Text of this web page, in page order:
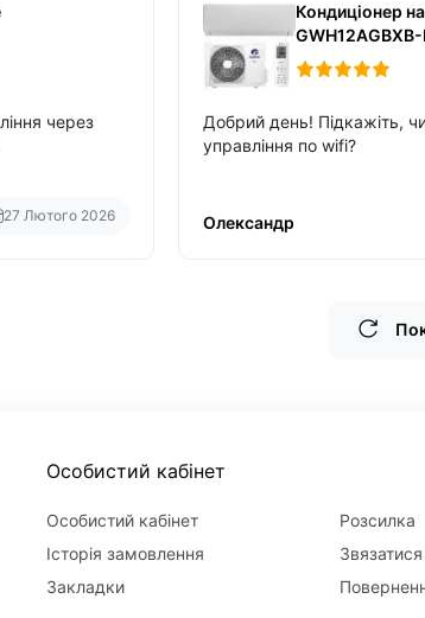
через
27 Лютого 2026
Кондиціонер
Добрий день! Підкажіть,
управління по wifi?
Олександр
Особистий кабінет
Особистий кабінет
Історія замовлення
Закладки
Розсилка